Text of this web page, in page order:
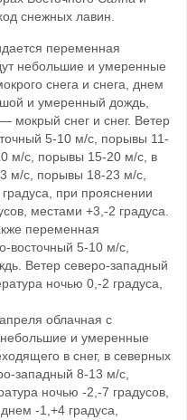
снежных лавин.
переменная
небольшие и умеренные
снега и снега, днем
и умеренный дождь,
мокрый снег и снег. Ветер
5-10 м/с, порывы 11-
м/с, порывы 15-20 м/с, в
м/с, порывы 18-23 м/с,
при прояснении
местами +3,-2 градуса.
переменная
восточный 5-10 м/с,
Ветер северо-западный
ночью 0,-2 градуса,
облачная с
и умеренные
в снег, в северных
западный 8-13 м/с,
ночью -2,-7 градусов,
-1,+4 градуса,